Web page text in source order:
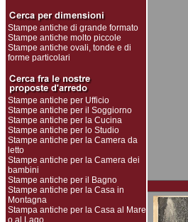
Stampe antiche di grande formato
Stampe antiche molto piccole
Stampe antiche ovali, tonde e di
forme particolari
Stampe antiche per Ufficio
Stampe antiche per il Soggiorno
Stampe antiche per la Cucina
Stampe antiche per lo Studio
Stampe antiche per la Camera da
letto
Stampe antiche per la Camera dei
bambini
Stampe antiche per il Bagno
Stampe antiche per la Casa in
Montagna
Stampa antiche per la Casa al Mare
o al Lago